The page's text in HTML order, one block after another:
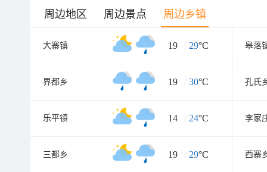
周边地区 周边景点 周边乡镇
大寨镇 19 / 29°C 皋落
界都乡 19 / 30°C 孔氏
乐平镇 14 / 24°C 李家
三都乡 19 / 29°C 西寨